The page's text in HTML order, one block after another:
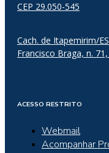
CEP 29.050-545
Cach. de Itapemirim/
Francisco Braga, n.
ACESSO RESTRITO
Webmail
Acompanhar